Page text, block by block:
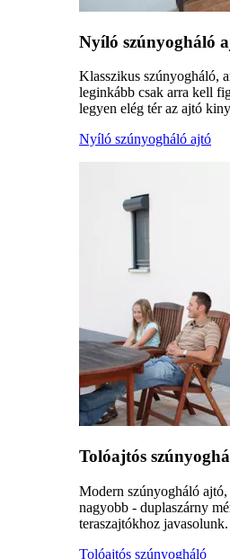
Nyíló szúnyogháló
Klasszikus szúnyogháló,
leginkább csak arra kell
legyen elég tér az ajtó
Nyíló szúnyogháló ajtó
Tolóajtós
Modern szúnyogháló ajtó,
nagyobb - duplaszárny
teraszajtókhoz javasolunk.
Tolóajtós szúnyogháló